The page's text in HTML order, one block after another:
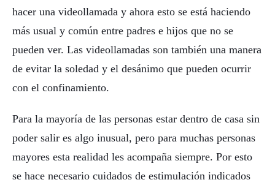
hacer una videollamada y ahora esto se está haciendo
más usual y común entre padres e hijos que no se
pueden ver. Las videollamadas son también una manera
de evitar la soledad y el desánimo que pueden ocurrir
con el confinamiento.
Para la mayoría de las personas estar dentro de casa sin
poder salir es algo inusual, pero para muchas personas
mayores esta realidad les acompaña siempre. Por esto
se hace necesario cuidados de estimulación indicados